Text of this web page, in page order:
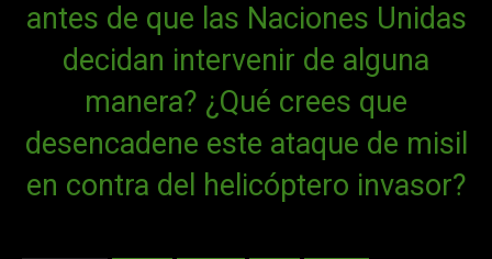
antes de que las Naciones Unidas
decidan intervenir de alguna
manera? ¿Qué crees que
desencadene este ataque de misil
en contra del helicóptero invasor?